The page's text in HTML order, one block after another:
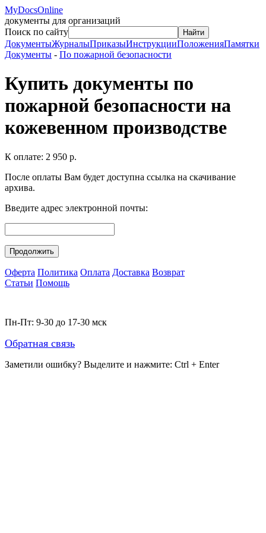
MyDocsOnline
документы для организаций
Поиск по сайту
Найти
ДокументыЖурналыПриказыИнструкцииПоложенияПамятки
Документы - По пожарной безопасности
Купить документы по
пожарной безопасности на
кожевенном производстве
К оплате: 2 950 р.
После оплаты Вам будет доступна ссылка на скачивание
архива.
Введите адрес электронной почты:
Оферта Политика Оплата Доставка Возврат
Статьи Помощь
Пн-Пт: 9-30 до 17-30 мск
Обратная связь
Заметили ошибку? Выделите и нажмите: Ctrl + Enter